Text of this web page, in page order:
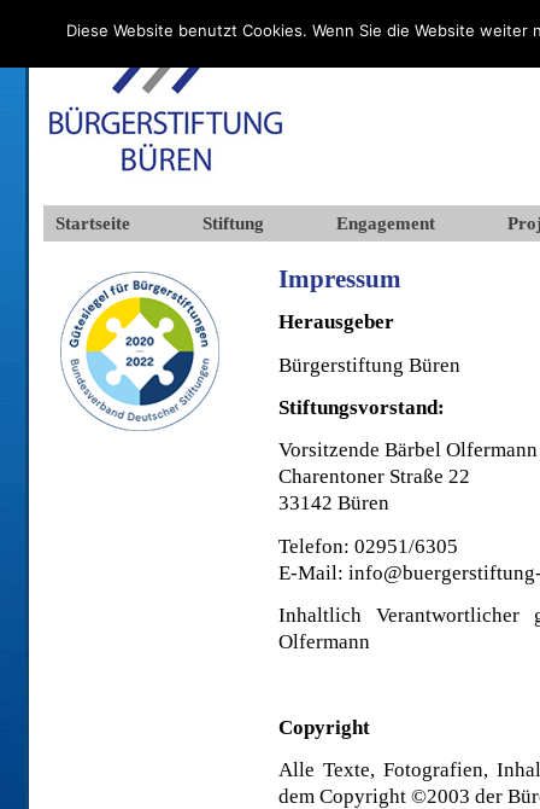
Startseite Stiftung Engagement
Impressum
Herausgeber
Bürgerstiftung Büren
Stiftungsvorstand:
Vorsitzende Bärbel Olfermann
Charentoner Straße 22
33142 Büren
Telefon: 02951/6305
E-Mail:
Inhaltlich
Olfermann
Copyright
Alle Texte, Fotografien,
dem Copyright ©2003 der
Diese Website benutzt Cookies. Wenn Sie die Website